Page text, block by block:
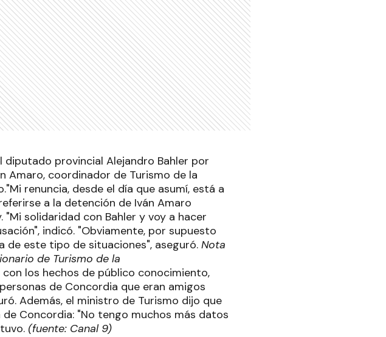
provincial Alejandro Bahler por
Amaro, coordinador de Turismo de la
renuncia, desde el día que asumí, está a
a la detención de Iván Amaro
solidaridad con Bahler y voy a hacer
indicó. "Obviamente, por supuesto
este tipo de situaciones", aseguró. Nota
de Turismo de la
los hechos de público conocimiento,
de Concordia que eran amigos
Además, el ministro de Turismo dijo que
Concordia: "No tengo muchos más datos
(fuente: Canal 9)